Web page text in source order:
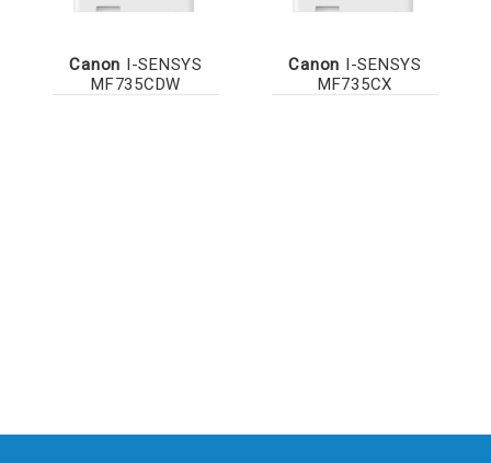
Canon I-SENSYS
MF735CDW
Canon I-SENSYS
MF735CX